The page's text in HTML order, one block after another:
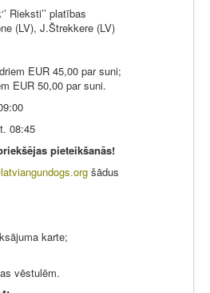
Rieksti’’ platības
(LV), J.Štrekkere (LV)
EUR 45,00 par suni;
EUR 50,00 par suni.
08:45
pieteikšanās!
šādus
karte;
vēstulēm.